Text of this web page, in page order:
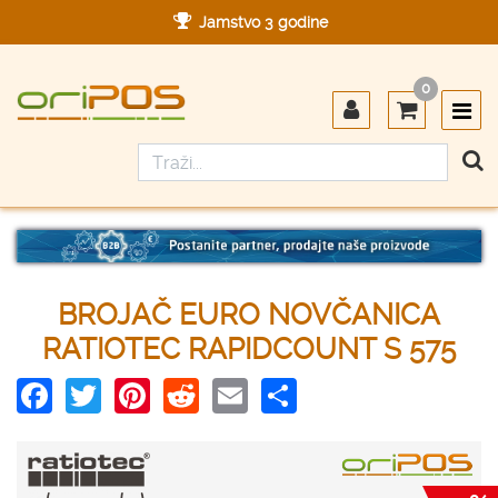
Jamstvo 3 godine
Designed in Germany
Made in Germany
0
BROJAČ EURO NOVČANICA
RATIOTEC RAPIDCOUNT S 575
Facebook
TwitterPinterest
Reddit
Email